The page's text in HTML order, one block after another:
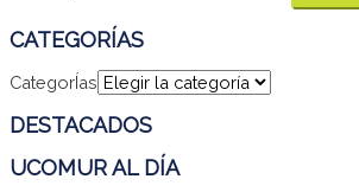
CATEGORÍAS
CategorÍas
DESTACADOS
UCOMUR AL DÍA